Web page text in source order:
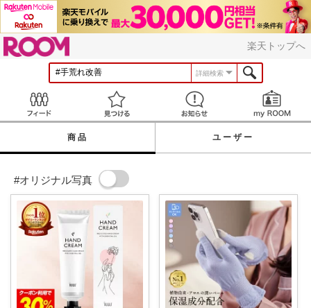
楽天トップへ
詳細検索
見つける お知らせ
商品 ユーザー
#オリジナル写真